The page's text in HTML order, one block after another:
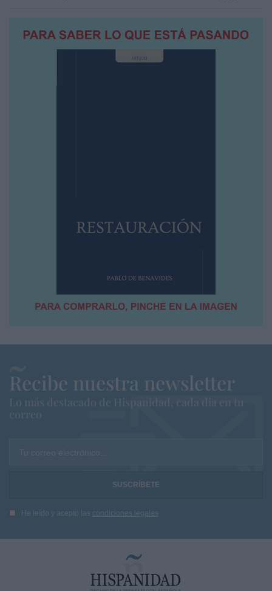
Recibe nuestra newsletter
Lo más destacado de Hispanidad, cada dia en tu
correo
Tu correo electrónico...
He leído y acepto las condiciones legales